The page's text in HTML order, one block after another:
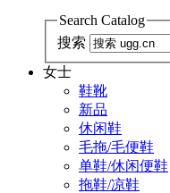
Search Catalog
搜索
女士
鞋靴
新品
休闲鞋
毛拖/毛便鞋
单鞋/休闲便鞋
拖鞋/凉鞋